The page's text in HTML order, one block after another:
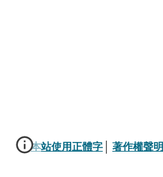
本站使用正體字 著作權聲明